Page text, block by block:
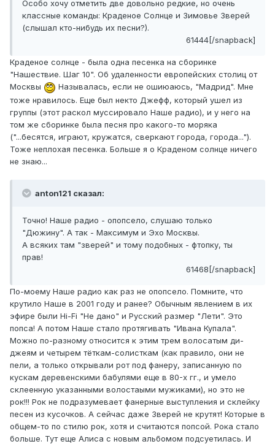
Особо хочу отметить две довольно редкие, но очень
классные команды: Краденое Солнце и Зимовье Зверей
(слышал кто-нибудь их песни?).
61444[/snapback]
Краденое солнце - была одна песенка на сборинке
"Нашествие. Шаг 10". Об удаленности европейских столиц от
Москвы
Называлась, если не ошиюаюсь, "Мадрид". Мне
тоже нравилось. Еще был некто Джефф, который ушел из
группы (этот раскол муссировало Наше радио), и у него на
том же сборинке была песня про какого-то моряка
("...бесятся, играют, кружатся, сверкают города, города...").
Тоже неплохая песенка. Больше я о Краденом солнце ничего
не знаю...
anton121 сказал:
Точно! Наше радио - опопсело, слушаю только
"Дюжину". А так - Максимум и Эхо Москвы.
А всяких там "зверей" и тому подобных - фтопку, ты
прав!
61468[/snapback]
По-моему Наше радио как раз не опопсело. Помните, что
крутило Наше в 2001 году и ранее? Обычным явлением в их
эфире были Hi-Fi "Не дано" и Русский размер "Лети". Это
попса! А потом Наше стало протягивать "Ивана Купала".
Можно по-разному относится к этим трем волосатым ди-
джеям и четырем тёткам-солисткам (как правило, они не
пели, а только открывали рот под фанеру, записанную по
кускам деревенскими бабулями еще в 80-х гг., и умело
склеенную указанными волостаыми мужиками), но это не
рок!!! Рок не подразумевает фанерные выступления и склейку
песен из кусочков. А сейчас даже Зверей не крутят! Которые в
общем-то по стилю рок, хотя и считаются попсой. Рока стало
больше. Тут еще Алиса с новым альбомом подсуетилась. И